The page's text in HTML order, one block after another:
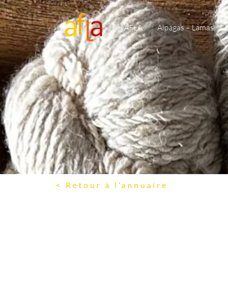
AFLA Alpagas – Lamas
< Retour à l’annuaire